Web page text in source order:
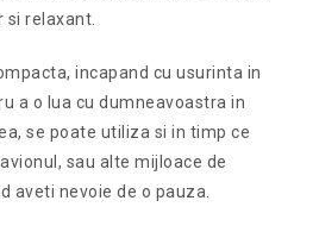
si relaxant.
incapand cu usurinta in
a o lua cu dumneavoastra in
se poate utiliza si in timp ce
sau alte mijloace de
aveti nevoie de o pauza.